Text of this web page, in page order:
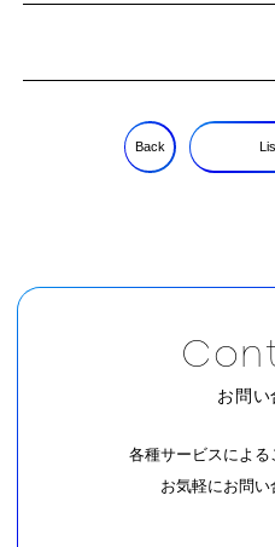
Back
Con
お問い
各種サービスによる
お気軽にお問